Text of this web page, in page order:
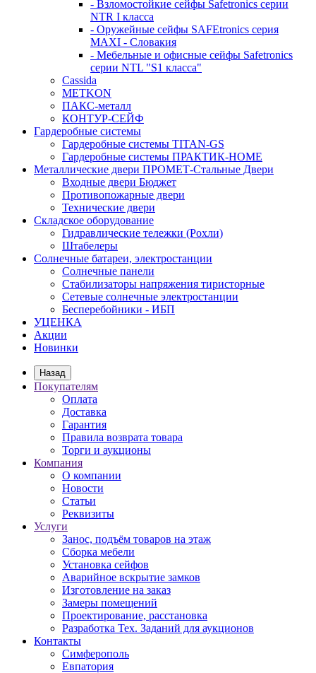
- Взломостойкие сейфы Safetronics серии
NTR I класса
- Оружейные сейфы SAFEtronics серия
MAXI - Словакия
- Мебельные и офисные сейфы Safetronics
серии NTL "S1 класса"
Cassida
METKON
ПАКС-металл
КОНТУР-СЕЙФ
Гардеробные системы
Гардеробные системы TITAN-GS
Гардеробные системы ПРАКТИК-HOME
Металлические двери ПРОМЕТ-Стальные Двери
Входные двери Бюджет
Противопожарные двери
Технические двери
Складское оборудование
Гидравлические тележки (Рохли)
Штабелеры
Солнечные батареи, электростанции
Солнечные панели
Стабилизаторы напряжения тиристорные
Сетевые солнечные электростанции
Бесперебойники - ИБП
УЦЕНКА
Акции
Новинки
Назад
Покупателям
Оплата
Доставка
Гарантия
Правила возврата товара
Торги и аукционы
Компания
О компании
Новости
Статьи
Реквизиты
Услуги
Занос, подъём товаров на этаж
Сборка мебели
Установка сейфов
Аварийное вскрытие замков
Изготовление на заказ
Замеры помещений
Проектирование, расстановка
Разработка Тех. Заданий для аукционов
Контакты
Симферополь
Евпатория